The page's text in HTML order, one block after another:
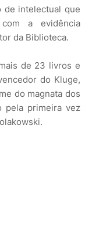
de intelectual que
a evidência
da Biblioteca.
de 23 livros e
do Kluge,
do magnata dos
pela primeira vez